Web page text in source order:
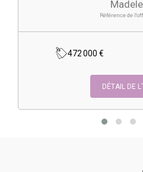
Référence de
472 000 €
DÉTAIL DE